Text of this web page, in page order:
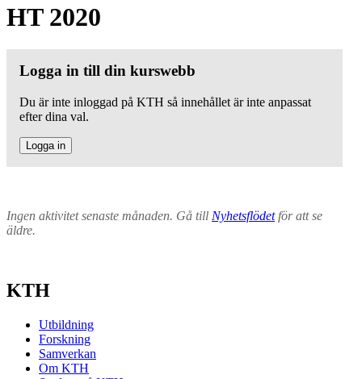
HT 2020
Logga in till din kurswebb
Du är inte inloggad på KTH så innehållet är inte anpassat
efter dina val.
Logga in
Ingen aktivitet senaste månaden. Gå till Nyhetsflödetför att se
äldre.
KTH
Utbildning
Forskning
Samverkan
Om KTH